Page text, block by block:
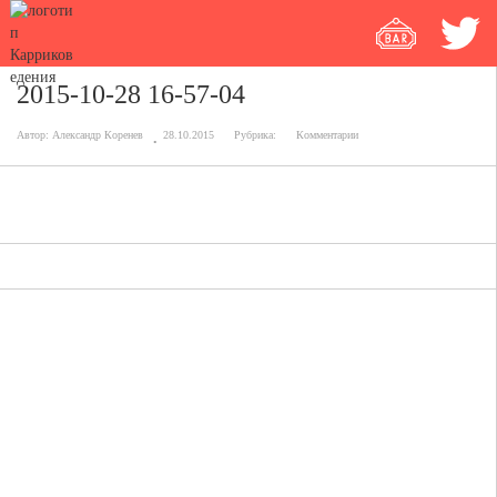
2015-10-28 16-57-04
Автор: Александр Коренев 28.10.2015 Рубрика: Комментарии